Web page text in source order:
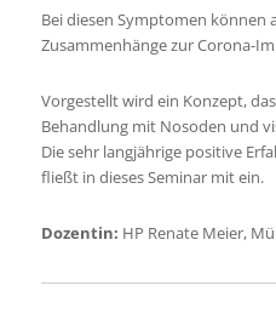
Bei diesen Symptomen können
Zusammenhänge zur Corona-
Vorgestellt wird ein Konzept,
Behandlung mit Nosoden und
Die sehr langjährige positive
fließt in dieses Seminar mit ein.
Dozentin: HP Renate Meier,